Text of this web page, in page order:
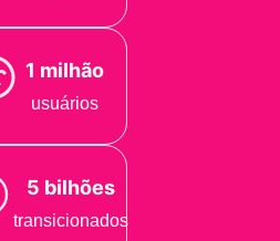
1 milhão
usuários
5 bilhões
transicionados